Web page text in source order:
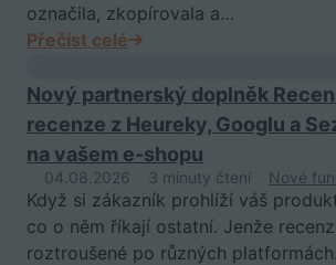
označila, zkopírovala a…
Přečíst celé
Nový partnerský doplněk
recenze z Heureky, Googlu a
na vašem e-shopu
04.08.2026 3 minuty čtení Nové
Když si zákazník prohlíží váš
co o něm říkají ostatní. Jenže
roztroušené po různých